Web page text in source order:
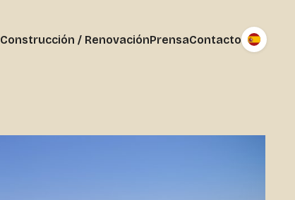
Construcción / RenovaciónPrensaContacto